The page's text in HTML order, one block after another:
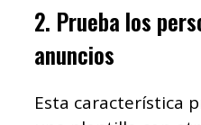
2. Prueba los
anuncios
Esta característica